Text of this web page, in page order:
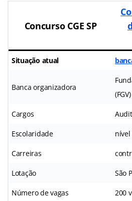
Concurso CGE SP
Situação atual
Banca organizadora
(FGV)
Cargos
Escolaridade
Carreiras
Lotação São
Número de vagas 200